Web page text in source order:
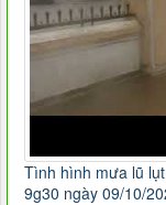
Tình hình mưa lũ
9g30 ngày 09/10/